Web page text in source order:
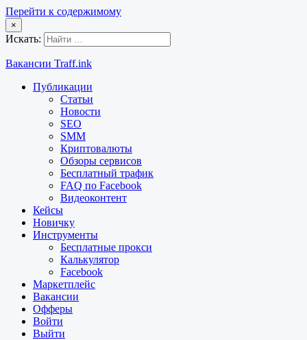
Перейти к содержимому
×
Искать:
Вакансии Traff.ink
Публикации
Статьи
Новости
SEO
SMM
Криптовалюты
Обзоры сервисов
Бесплатный трафик
FAQ по Facebook
Видеоконтент
Кейсы
Новичку
Инструменты
Бесплатные прокси
Калькулятор
Facebook
Маркетплейс
Вакансии
Офферы
Войти
Выйти